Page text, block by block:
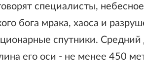
специалисты,
бога мрака, хаоса и
спутники.
его оси - не менее 450